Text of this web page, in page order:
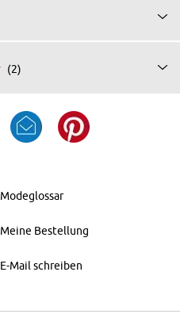
(2)
Modeglossar
Meine Bestellung
E-Mail schreiben